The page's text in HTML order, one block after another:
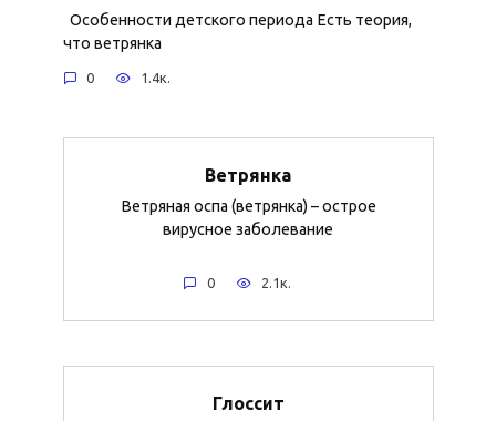
Особенности детского периода Есть теория,
что ветрянка
0 1.4к.
Ветрянка
Ветряная оспа (ветрянка) – острое
вирусное заболевание
0 2.1к.
Глоссит